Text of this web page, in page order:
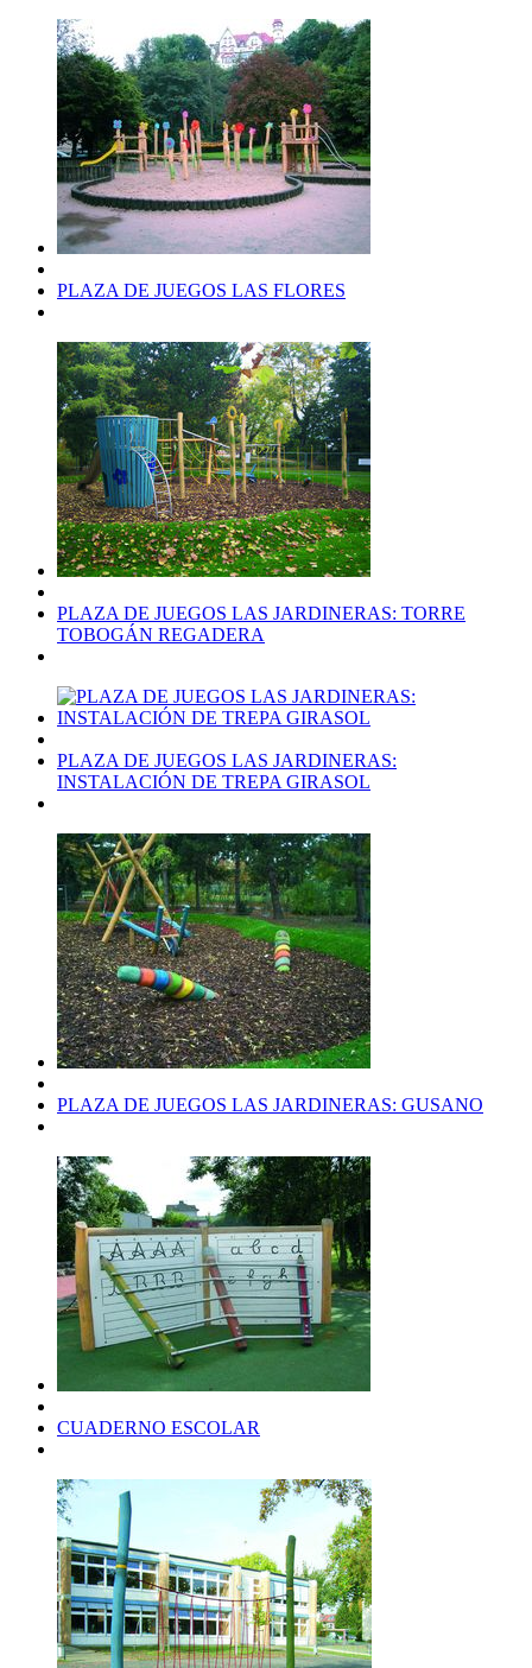
PLAZA DE JUEGOS LAS FLORES
PLAZA DE JUEGOS LAS JARDINERAS: TORRE
TOBOGÁN REGADERA
PLAZA DE JUEGOS LAS JARDINERAS:
INSTALACIÓN DE TREPA GIRASOL
PLAZA DE JUEGOS LAS JARDINERAS: GUSANO
CUADERNO ESCOLAR